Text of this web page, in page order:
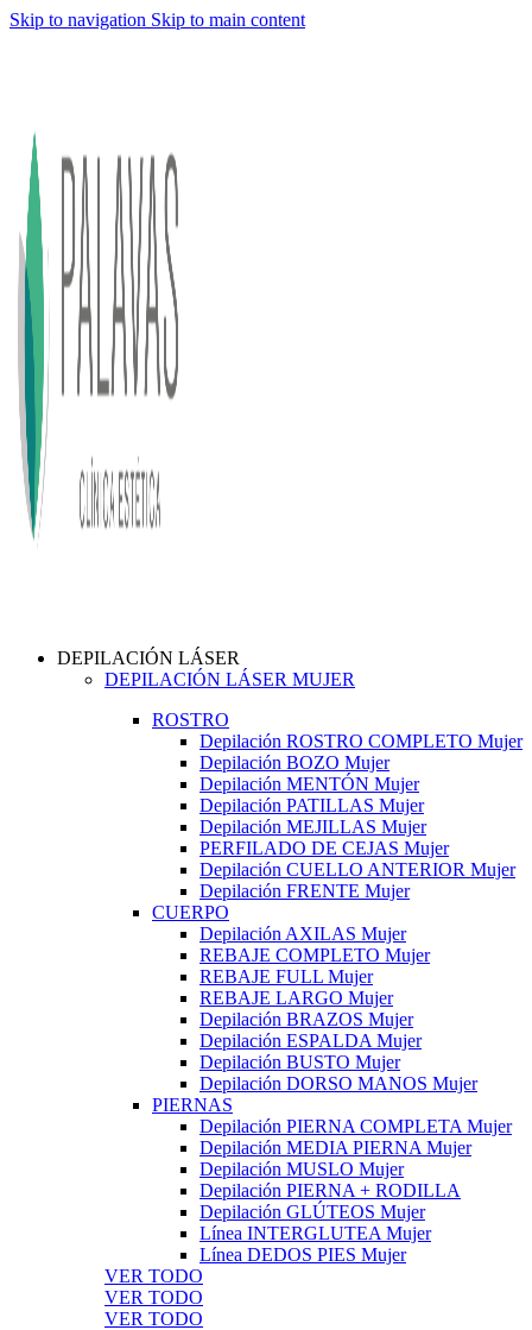
Skip to navigation Skip to main content
DEPILACIÓN LÁSER
DEPILACIÓN LÁSER MUJER
ROSTRO
Depilación ROSTRO COMPLETO Mujer
Depilación BOZO Mujer
Depilación MENTÓN Mujer
Depilación PATILLAS Mujer
Depilación MEJILLAS Mujer
PERFILADO DE CEJAS Mujer
Depilación CUELLO ANTERIOR Mujer
Depilación FRENTE Mujer
CUERPO
Depilación AXILAS Mujer
REBAJE COMPLETO Mujer
REBAJE FULL Mujer
REBAJE LARGO Mujer
Depilación BRAZOS Mujer
Depilación ESPALDA Mujer
Depilación BUSTO Mujer
Depilación DORSO MANOS Mujer
PIERNAS
Depilación PIERNA COMPLETA Mujer
Depilación MEDIA PIERNA Mujer
Depilación MUSLO Mujer
Depilación PIERNA + RODILLA
Depilación GLÚTEOS Mujer
Línea INTERGLUTEA Mujer
Línea DEDOS PIES Mujer
VER TODO
VER TODO
VER TODO